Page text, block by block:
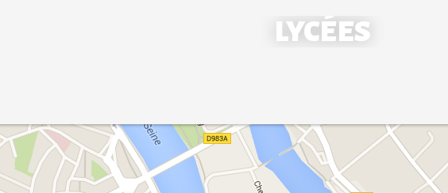
École Saint-Louis - Bonnières
Collège Saint-Louis - Bonnières
LYCÉES